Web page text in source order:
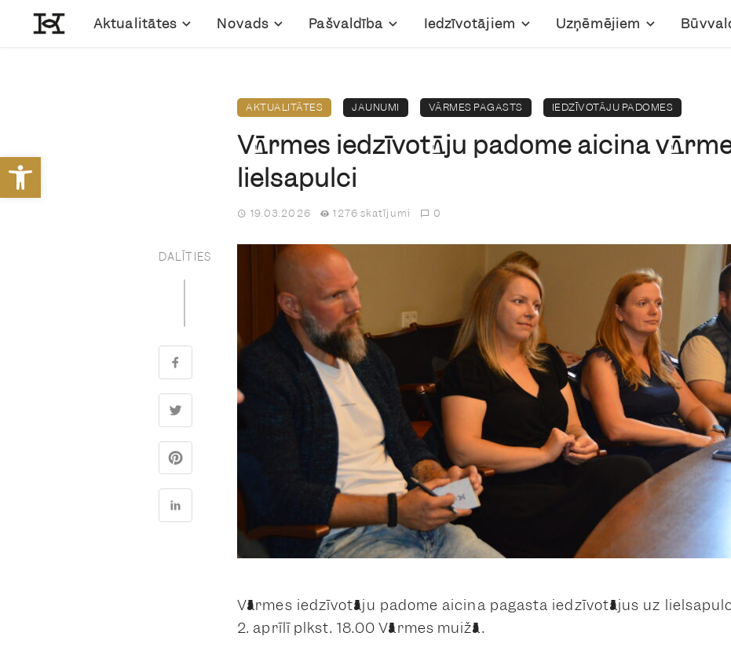
Open toolbar
Aktualitātes Novads Pašvaldība Iedzīvotājiem Uzņēmējiem
AKTUALITĀTES JAUNUMI VĀRMES PAGASTS IEDZĪVOTĀJU PADOMES
Vārmes iedzīvotāju padome aicina
lielsapulci
19.03.2026 1276 skatījumi 0
DALĪTIES
Vārmes iedzīvotāju padome aicina pagasta iedzīvotājus uz
2. aprīlī plkst. 18.00 Vārmes muižā.